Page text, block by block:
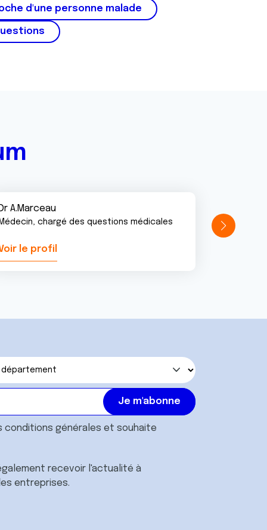
d'une personne malade
Dr A.Marceau
Médecin, chargé des questions médicales
le profil
conditions générales et souhaite
recevoir l'actualité à
entreprises.